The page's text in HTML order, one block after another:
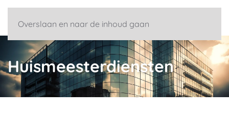
Overslaan en naar de inhoud gaan
Huismeester­diensten